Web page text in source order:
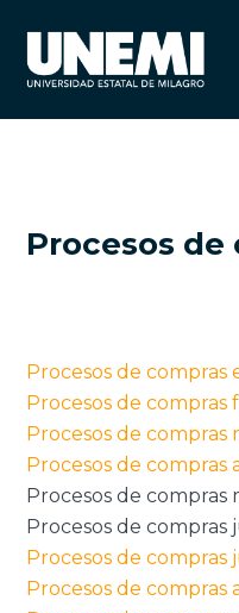
Procesos de
Procesos de compras
Procesos de compras
Procesos de compras
Procesos de compras
Procesos de compras
Procesos de compras
Procesos de compras
Procesos de compras